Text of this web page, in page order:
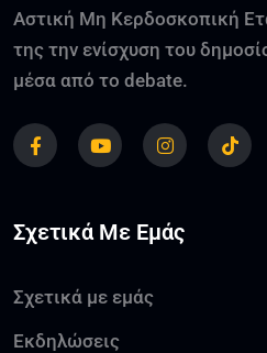
Αστική Μη Κερδοσκοπική
της την ενίσχυση του
μέσα από το debate.
Σχετικά Με Εμάς
Σχετικά με εμάς
Εκδηλώσεις